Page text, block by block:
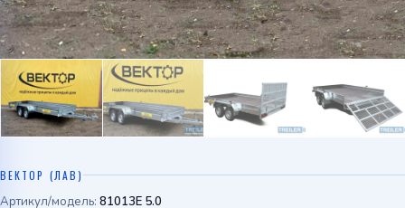
ВЕКТОР (ЛАВ)
Артикул/модель: 81013E 5.0